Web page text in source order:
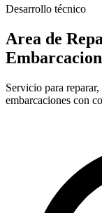
Desarrollo técnico
Area de
Servicio para
embarcaciones con